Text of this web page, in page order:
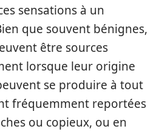
sensations à un
que souvent bénignes,
être sources
lorsque leur origine
se produire à tout
fréquemment reportées
ou copieux, ou en